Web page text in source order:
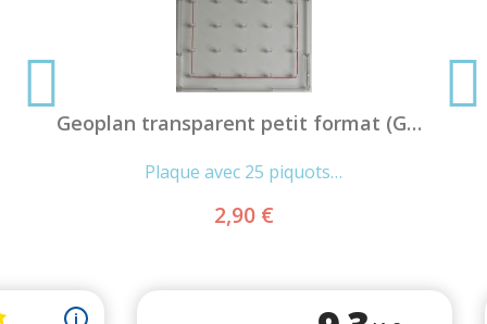
Geoplan transparent petit format (Geoboard)
Plaque avec 25 piquots…
2,90 €